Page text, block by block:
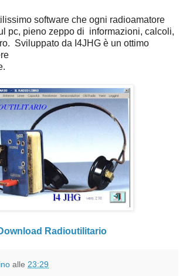
software che ogni radioamatore
pc, pieno zeppo di informazioni, calcoli,
Sviluppato da I4JHG è un ottimo
Radioutilitario
alle 23:29